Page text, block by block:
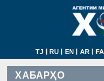
TJ | RU | EN | AR |
ХАБАРҲО